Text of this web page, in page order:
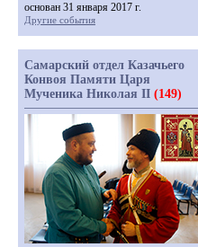
основан 31 января 2017 г.
Другие события
Самарский отдел Казачьего
Конвоя Памяти Царя
Мученика Николая II (149)